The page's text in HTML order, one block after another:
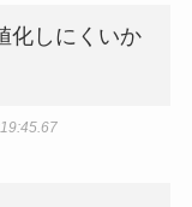
化しにくいか